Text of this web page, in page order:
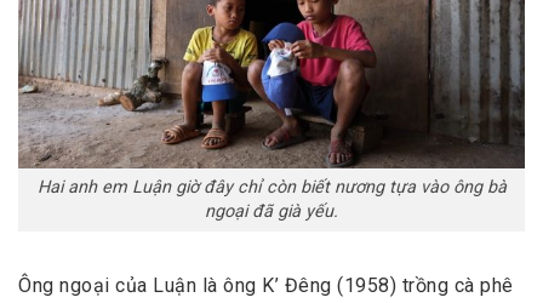
Hai anh em Luận giờ đây chỉ còn biết nương tựa vào ông bà
ngoại đã già yếu.
Ông ngoại của Luận là ông K’ Đêng (1958) trồng cà phê